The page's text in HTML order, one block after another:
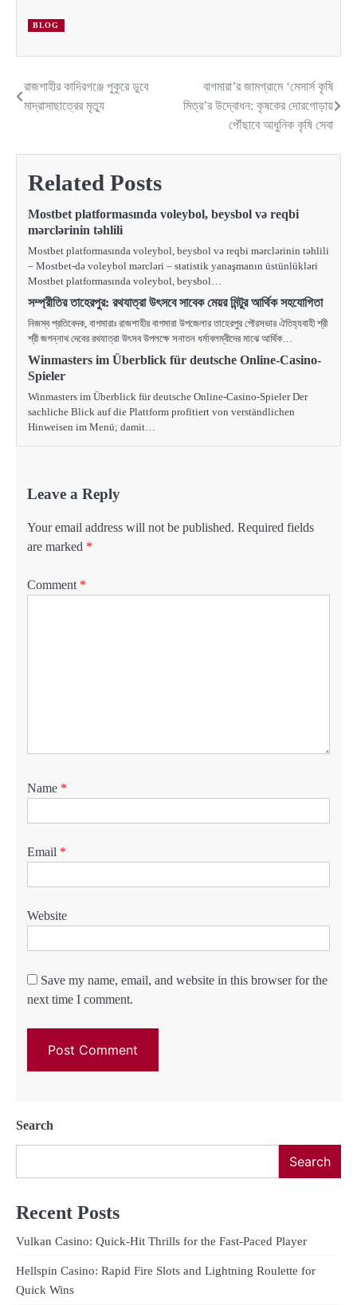
BLOG
Post
navigation
রাজশাহীর কাদিরগঞ্জে পুকুরে ডুবে
মাদ্রাসাছাত্রের মৃত্যু
বাগমারা’র জামগ্রামে ‘মেসার্স কৃষি
মিত্র’র উদ্বোধন: কৃষকের দোরগোড়ায়
পৌঁছাবে আধুনিক কৃষি সেবা
Related Posts
Mostbet platformasında voleybol, beysbol və reqbi
mərclərinin təhlili
Mostbet platformasında voleybol, beysbol və reqbi mərclərinin təhlili
– Mostbet-də voleybol mərcləri – statistik yanaşmanın üstünlükləri
Mostbet platformasında voleybol, beysbol…
সম্প্রীতির তাহেরপুর: রথযাত্রা উৎসবে সাবেক মেয়র মিন্টুর আর্থিক সহযোগিতা
নিজস্ব প্রতিবেদক, বাগমারাঃ রাজশাহীর বাগমারা উপজেলার তাহেরপুর পৌরসভার ঐতিহ্যবাহী শ্রী
শ্রী জগন্নাথ দেবের রথযাত্রা উৎসব উপলক্ষে সনাতন ধর্মাবলম্বীদের মাঝে আর্থিক…
Winmasters im Überblick für deutsche Online-Casino-
Spieler
Winmasters im Überblick für deutsche Online-Casino-Spieler Der
sachliche Blick auf die Plattform profitiert von verständlichen
Hinweisen im Menü; damit…
Leave a Reply
Your email address will not be published. Required fields
are marked *
Comment *
Name *
Email *
Website
Save my name, email, and website in this browser for the
next time I comment.
Search
Search
Recent Posts
Vulkan Casino: Quick‑Hit Thrills for the Fast‑Paced Player
Hellspin Casino: Rapid Fire Slots and Lightning Roulette for
Quick Wins